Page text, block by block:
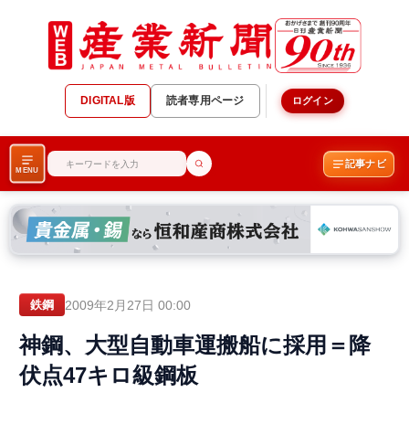
DIGITAL版 読者専用ページ ログイン
MENU
記事ナビ
鉄鋼 2009年2月27日 00:00
神鋼、大型自動車運搬船に採用＝降
伏点47キロ級鋼板